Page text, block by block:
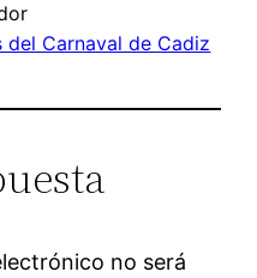
del Carnaval de Cadiz
no será